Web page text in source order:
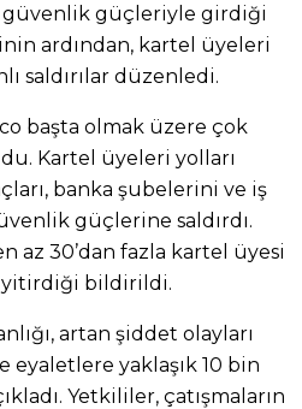
güvenlik güçleriyle girdiği
ardından, kartel üyeleri
saldırılar düzenledi.
başta olmak üzere çok
Kartel üyeleri yolları
banka şubelerini ve iş
güçlerine saldırdı.
az 30’dan fazla kartel üyesi
yitirdiği bildirildi.
artan şiddet olayları
eyaletlere yaklaşık 10 bin
Yetkililer, çatışmaların